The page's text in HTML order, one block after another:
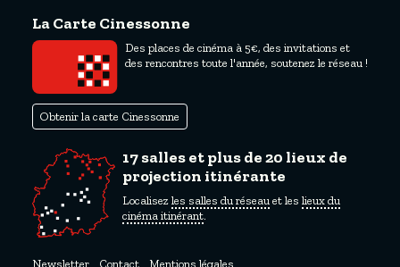
La Carte Cinessonne
Des places de cinéma à 5€, des invitations et
des rencontres toute l'année, soutenez le réseau !
Obtenir la carte Cinessonne
17 salles et plus de 20 lieux de
projection itinérante
Localisez les salles du réseau et les lieux du
cinéma itinérant.
Newsletter Contact Mentions légales